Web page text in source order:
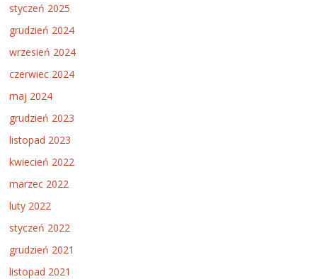
styczeń 2025
grudzień 2024
wrzesień 2024
czerwiec 2024
maj 2024
grudzień 2023
listopad 2023
kwiecień 2022
marzec 2022
luty 2022
styczeń 2022
grudzień 2021
listopad 2021